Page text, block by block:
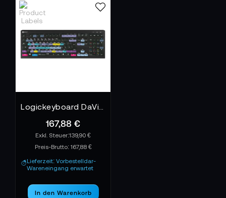
167,88 €
139,90 €
Preis-Brutto: 167,88 €
Lieferzeit: Vorbestelldar-
Wareneingang erwartet
In den Warenkorb